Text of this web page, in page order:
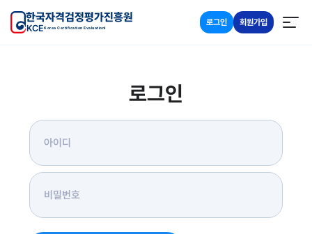
한국자격검정평가진흥원
KCEKorea Certification Evaluationl
로그인 회원가입
로그인